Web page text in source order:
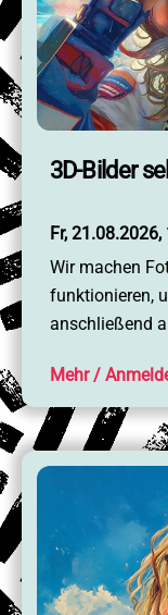
3D-Bilder
Fr,
Wir machen
funktionieren,
anschließend
Mehr